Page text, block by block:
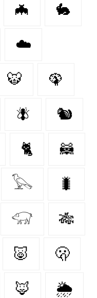
🦇 🐇
☁️
🐯 🦚
🪰 🐿️
🐈‍ 🦝
𓅂 🐛
𓃟 🎋
🐷 🫢
🦊 🌦️